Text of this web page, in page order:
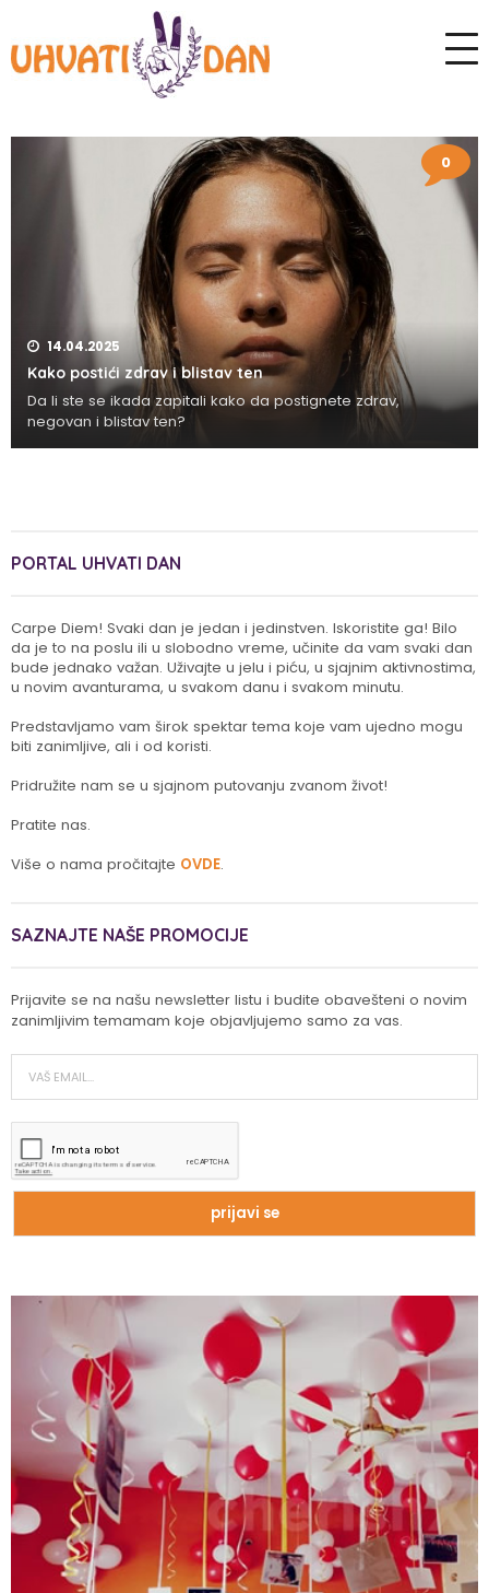
0
14.04.2025
Kako postići zdrav i blistav ten
Da li ste se ikada zapitali kako da postignete zdrav,
negovan i blistav ten?
PORTAL UHVATI DAN
Carpe Diem! Svaki dan je jedan i jedinstven. Iskoristite ga! Bilo
da je to na poslu ili u slobodno vreme, učinite da vam svaki dan
bude jednako važan. Uživajte u jelu i piću, u sjajnim aktivnostima,
u novim avanturama, u svakom danu i svakom minutu.
Predstavljamo vam širok spektar tema koje vam ujedno mogu
biti zanimljive, ali i od koristi.
Pridružite nam se u sjajnom putovanju zvanom život!
Pratite nas.
Više o nama pročitajte OVDE.
SAZNAJTE NAŠE PROMOCIJE
Prijavite se na našu newsletter listu i budite obavešteni o novim
zanimljivim temamam koje objavljujemo samo za vas.
Zašto trpimo loše veze i okolnosti koje
nam štete?
Zašto se seksualni život gasi kako
prolaze godine braka?